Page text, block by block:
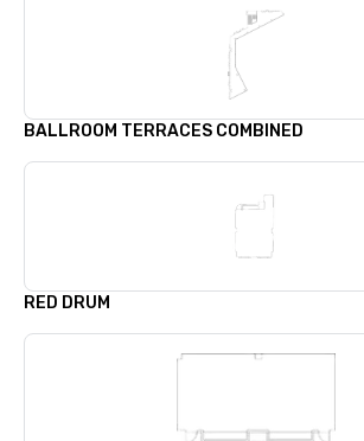
BALLROOM TERRACES COMBINED
RED DRUM